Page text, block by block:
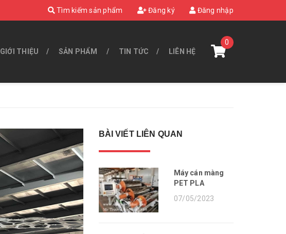
Tìm kiếm sản phẩm Đăng ký Đăng nhập
GIỚI THIỆU SẢN PHẨM TIN TỨC LIÊN HỆ
0
BÀI VIẾT LIÊN QUAN
Máy cán màng
PET PLA
07/05/2023